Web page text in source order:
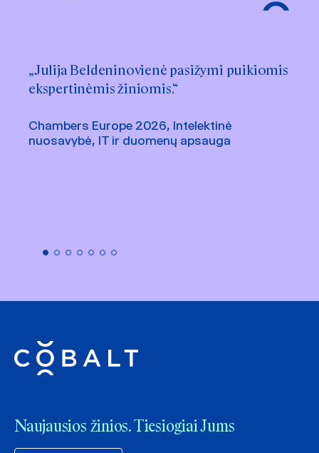
„Julija Beldeninovienė pasižymi puikiomis
ekspertinėmis žiniomis.“
Chambers Europe 2026, Intelektinė
nuosavybė, IT ir duomenų apsauga
Naujausios žinios. Tiesiogiai Jums